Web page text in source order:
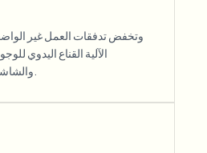
وتخفض تدفقات العمل غير
الآلية القناع اليدوي